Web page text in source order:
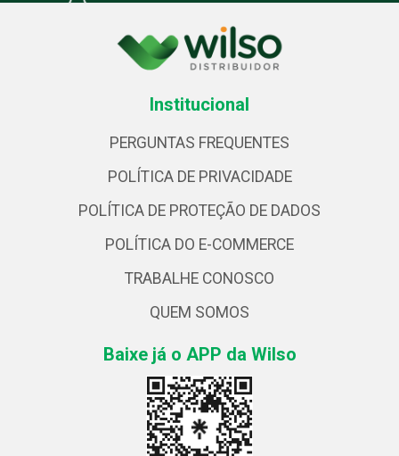
Institucional
PERGUNTAS FREQUENTES
POLÍTICA DE PRIVACIDADE
POLÍTICA DE PROTEÇÃO DE DADOS
POLÍTICA DO E-COMMERCE
TRABALHE CONOSCO
QUEM SOMOS
Baixe já o APP da Wilso